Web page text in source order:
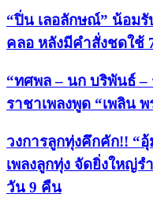
“ปิ่น เลอลักษณ์” น้อม
คลอ หลังมีคำสั่งชดใช้
“ทศพล – นก บริพันธ์ –
ราชาเพลงพูด “เพลิน
วงการลูกทุ่งคึกคัก!! “
เพลงลูกทุ่ง จัดยิ่งใหญ่ร
วัน 9 คืน